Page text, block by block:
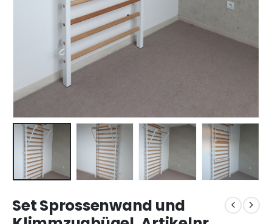
Set Sprossenwand und